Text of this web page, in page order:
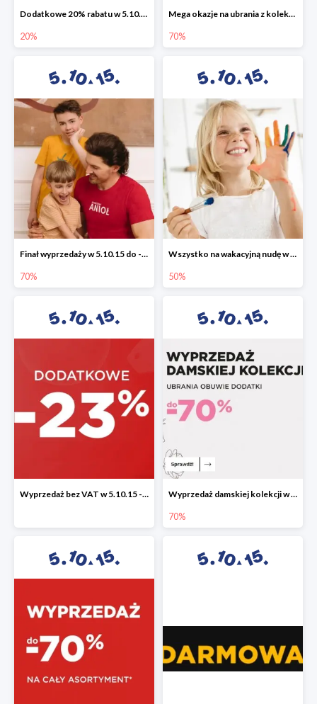
Dodatkowe 20% rabatu w 5.10.15
20%
Mega okazje na ubrania z kolekcji wiosna-lato do -70%
70%
Finał wyprzedaży w 5.10.15 do -70%
70%
Wszystko na wakacyjną nudę w 5.10.15 - gry i zabawki do -50%
50%
Wyprzedaż bez VAT w 5.10.15 - dodatkowe -23% rabatu Wyprzedaż damskiej kolekcji w 5.10.15 - ubrania, obuwie i dodatki do -70%
70%